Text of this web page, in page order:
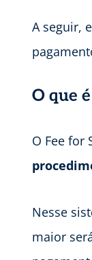
A seguir,
O que
O Fee for
Nesse
maior